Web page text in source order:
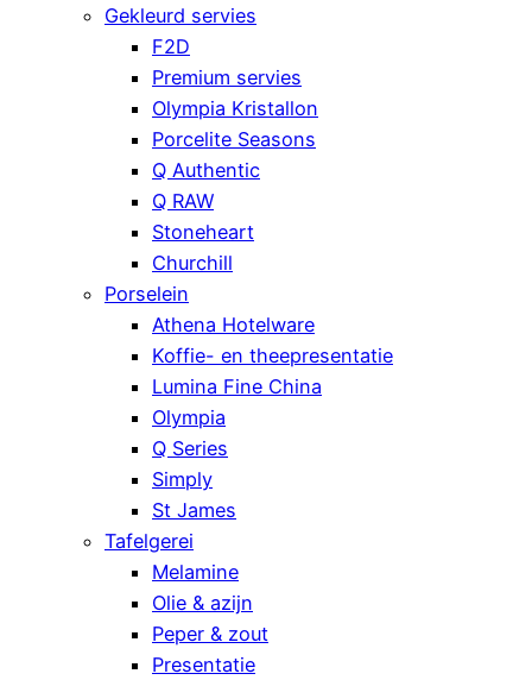
Gekleurd servies
F2D
Premium servies
Olympia Kristallon
Porcelite Seasons
Q Authentic
Q RAW
Stoneheart
Churchill
Porselein
Athena Hotelware
Koffie- en theepresentatie
Lumina Fine China
Olympia
Q Series
Simply
St James
Tafelgerei
Melamine
Olie & azijn
Peper & zout
Presentatie